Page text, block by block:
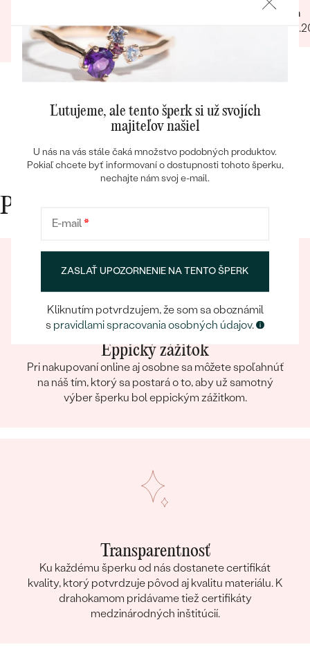
Bestsellery
OBJAVIŤ
Ďakujem Eppi. PS: Určite by som aktualizovala
fotky pri týchto príveskom. V realite je to
prepracovanie oveľa viditelnejšie a krajšie ako na
Svetlana
03.09.2024
Zobraziť celú recenziu
Lucia
Prečo nakupovať v Eppi
Eppický zážitok
Pri nakupovaní online aj osobne sa môžete spoľahnúť
na náš tím, ktorý sa postará o to, aby už samotný
výber šperku bol eppickým zážitkom.
Transparentnosť
Ku každému šperku od nás dostanete certifikát
kvality, ktorý potvrdzuje pôvod aj kvalitu materiálu. K
drahokamom pridávame tiež certifikáty
medzinárodných inštitúcií.
Ľutujeme, ale tento šperk si už svojích
majiteľov našiel
U nás na vás stále čaká množstvo podobných produktov.
Pokiaľ chcete byť informovaní o dostupnosti tohoto šperku,
nechajte nám svoj e-mail.
E-mail*
ZASLAŤ UPOZORNENIE NA TENTO ŠPERK
Kliknutím potvrdzujem, že som sa oboznámil
s pravidlami spracovania osobných údajov.